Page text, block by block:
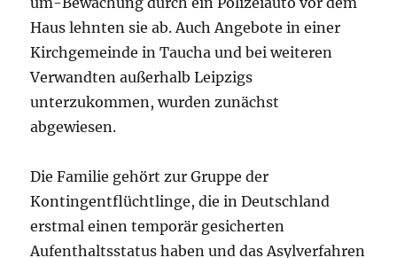
Haus lehnten sie ab. Auch Angebote in einer
Kirchgemeinde in Taucha und bei weiteren
Verwandten außerhalb Leipzigs
unterzukommen, wurden zunächst
abgewiesen.
Die Familie gehört zur Gruppe der
Kontingentflüchtlinge, die in Deutschland
erstmal einen temporär gesicherten
Aufenthaltsstatus haben und das Asylverfahren